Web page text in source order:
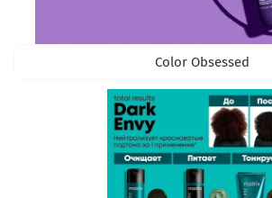
Color Obsessed